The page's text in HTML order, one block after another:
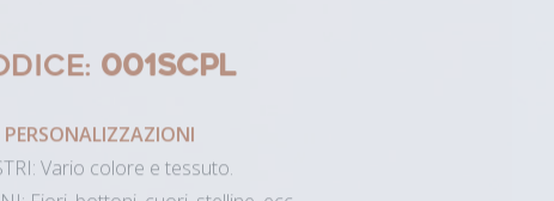
PERSONALIZZAZIONI